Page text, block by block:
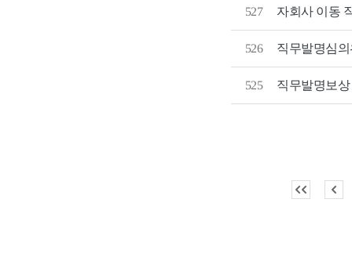
527 자회사 이동
526 직무발명심
525 직무발명보상